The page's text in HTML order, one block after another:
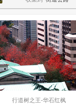
行道树之王-华石红枫